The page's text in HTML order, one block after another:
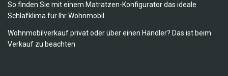
So finden Sie mit einem Matratzen-Konfigurator das ideale
Schlafklima für Ihr Wohnmobil
Wohnmobilverkauf privat oder über einen Händler? Das ist beim
Verkauf zu beachten